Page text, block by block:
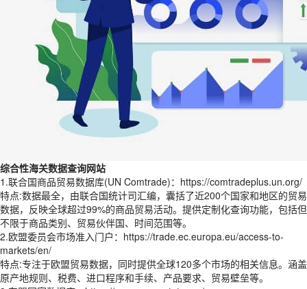
综合性海关数据查询网站
1.联合国商品贸易数据库(UN Comtrade)：https://comtradeplus.un.org/
特点:数据最全，由联合国统计司汇编，囊括了近200个国家和地区的贸易
数据，反映全球超过99%的商品贸易活动。提供定制化查询功能，包括但
不限于商品类别、贸易伙伴国、时间范围等。
2.欧盟委员会市场准入门户：https://trade.ec.europa.eu/access-to-
markets/en/
特点:专注于欧盟贸易数据，同时提供全球120多个市场的相关信息。涵盖
原产地规则、税费、进口程序和手续、产品要求、贸易壁垒等。